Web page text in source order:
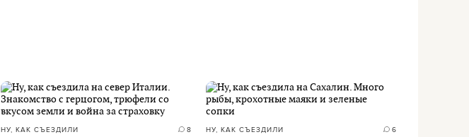
НУ, КАК СЪЕЗДИЛИ 8 НУ, КАК СЪЕЗДИЛИ 6